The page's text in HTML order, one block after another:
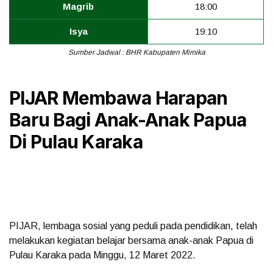
Magrib 18:00
Isya 19:10
Sumber Jadwal : BHR Kabupaten Mimika
PIJAR Membawa Harapan
Baru Bagi Anak-Anak Papua
Di Pulau Karaka
PIJAR, lembaga sosial yang peduli pada pendidikan, telah
melakukan kegiatan belajar bersama anak-anak Papua di
Pulau Karaka pada Minggu, 12 Maret 2022.